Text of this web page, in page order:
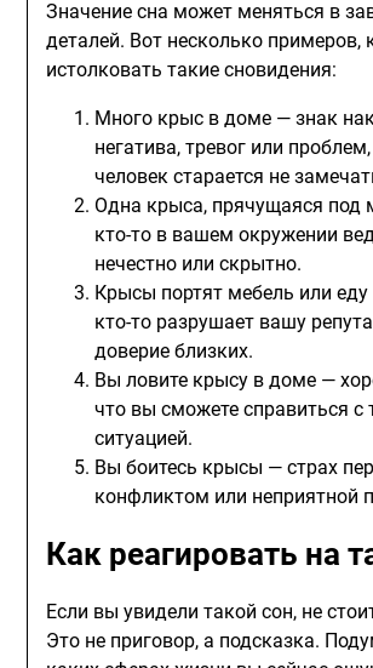
Значение сна может меняться в
деталей. Вот несколько
истолковать такие сновидения:
Много крыс в доме — знак
негатива, тревог или
человек старается не
Одна крыса, прячущаяся под
кто-то в вашем окружении
нечестно или скрытно.
Крысы портят мебель или
кто-то разрушает вашу
доверие близких.
Вы ловите крысу в доме —
что вы сможете справиться с
ситуацией.
Вы боитесь крысы — страх
конфликтом или неприятной
Как реагировать на
Если вы увидели такой сон, не
Это не приговор, а подсказка.